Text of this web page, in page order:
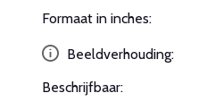
Formaat in inches:
Beeldverhouding:
Beschrijfbaar: